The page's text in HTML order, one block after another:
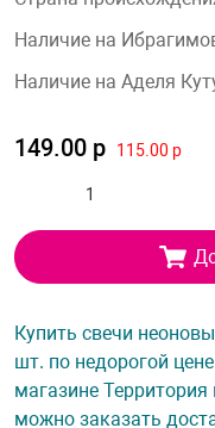
Наличие на
Наличие на Аделя
149.00 р 115.00 р
Купить свечи
шт. по недорогой
магазине
можно заказать